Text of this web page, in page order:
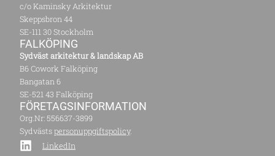
c/o Kaminsky Arkitektur
Skeppsbron 44
SE-111 30 Stockholm
FALKÖPING
Sydväst arkitektur & landskap AB
B6 Cowork Falköping
Bangatan 6
SE-521 43 Falköping
FÖRETAGS­INFORMATION
Org.Nr: 556637-3899
Sydvästspersonuppgiftspolicy.
LinkedIn